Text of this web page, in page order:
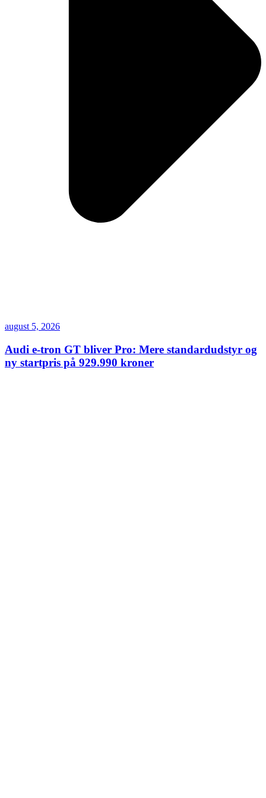
august 5, 2026
Audi e-tron GT bliver Pro: Mere standardudstyr og
ny startpris på 929.990 kroner